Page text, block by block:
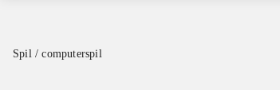
Spil / computerspil